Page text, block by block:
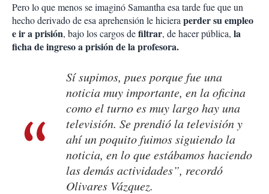
Pero lo que menos se imaginó Samantha esa tarde fue que un
hecho derivado de esa aprehensión le hiciera perder su empleo
e ir a prisión, bajo los cargos defiltrar, de hacer pública, la
ficha de ingreso a prisión de la profesora.
Sí supimos, pues porque fue una
noticia muy importante, en la oficina
como el turno es muy largo hay una
televisión. Se prendió la televisión y
ahí un poquito fuimos siguiendo la
noticia, en lo que estábamos haciendo
las demás actividades”, recordó
Olivares Vázquez.